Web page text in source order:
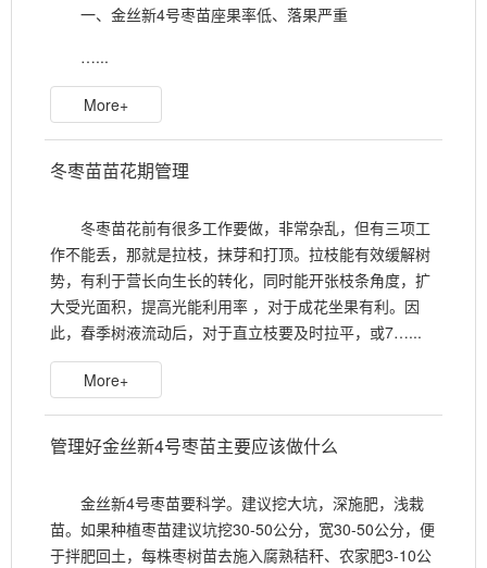
一、金丝新4号枣苗座果率低、落果严重
…...
More+
冬枣苗苗花期管理
冬枣苗花前有很多工作要做，非常杂乱，但有三项工
作不能丢，那就是拉枝，抹芽和打顶。拉枝能有效缓解树
势，有利于营长向生长的转化，同时能开张枝条角度，扩
大受光面积，提高光能利用率 ，对于成花坐果有利。因
此，春季树液流动后，对于直立枝要及时拉平，或7…...
More+
管理好金丝新4号枣苗主要应该做什么
金丝新4号枣苗要科学。建议挖大坑，深施肥，浅栽
苗。如果种植枣苗建议坑挖30-50公分，宽30-50公分，便
于拌肥回土，每株枣树苗去施入腐熟秸秆、农家肥3-10公